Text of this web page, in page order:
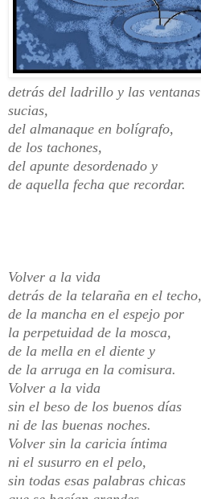
detrás del ladrillo y las ventanas
sucias,
del almanaque en bolígrafo,
de los tachones,
del apunte desordenado y
de aquella fecha que recordar.
Volver a la vida
detrás de la telaraña en el techo,
de la mancha en el espejo por
la perpetuidad de la mosca,
de la mella en el diente y
de la arruga en la comisura.
Volver a la vida
sin el beso de los buenos días
ni de las buenas noches.
Volver sin la caricia íntima
ni el susurro en el pelo,
sin todas esas palabras chicas